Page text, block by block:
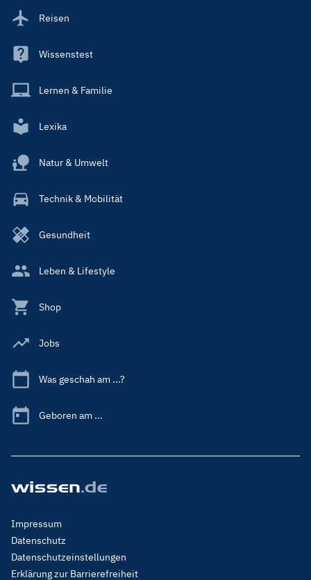
Reisen
Wissenstest
Lernen & Familie
Lexika
Natur & Umwelt
Technik & Mobilität
Gesundheit
Leben & Lifestyle
Shop
Jobs
Was geschah am ...?
Geboren am ...
Footer
Menu
Legal
Impressum
Datenschutz
Datenschutzeinstellungen
Erklärung zur Barrierefreiheit